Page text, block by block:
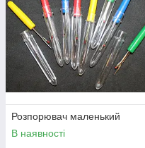
Розпорювач маленький
В наявності